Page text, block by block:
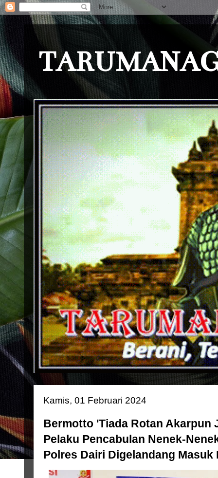
Kamis, 01 Februari 2024
Bermotto 'Tiada Rotan Akarpun
Pelaku Pencabulan Nenek-
Polres Dairi Digelandang Masuk